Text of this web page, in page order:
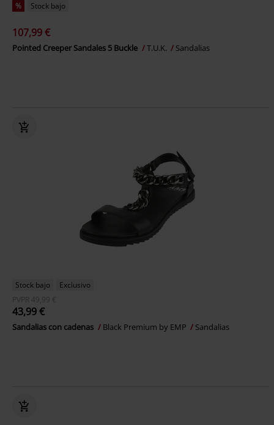
% Stock bajo
107,99 €
Pointed Creeper Sandales 5 Buckle T.U.K. Sandalias
Stock bajo
Exclusivo
PVPR 49,99 €
43,99 €
Sandalias con cadenas Black Premium by EMP Sandalias